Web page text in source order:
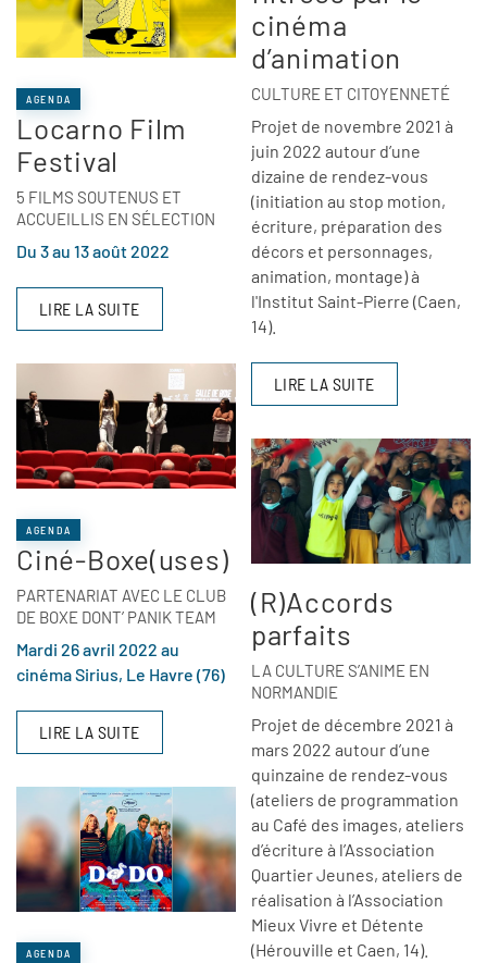
AGENDA
Locarno Film
Festival
5 FILMS SOUTENUS ET
ACCUEILLIS EN SÉLECTION
Du 3 au 13 août 2022
LIRE LA SUITE
AGENDA
Ciné-Boxe(uses)
PARTENARIAT AVEC LE CLUB
DE BOXE DONT’ PANIK TEAM
Mardi 26 avril 2022 au
cinéma Sirius, Le Havre (76)
LIRE LA SUITE
AGENDA
cinéma
d’animation
CULTURE ET CITOYENNETÉ
Projet de novembre 2021 à
juin 2022 autour d’une
dizaine de rendez-vous
(initiation au stop motion,
écriture, préparation des
décors et personnages,
animation, montage) à
l'Institut Saint-Pierre (Caen,
14).
LIRE LA SUITE
(R)Accords
parfaits
LA CULTURE S’ANIME EN
NORMANDIE
Projet de décembre 2021 à
mars 2022 autour d’une
quinzaine de rendez-vous
(ateliers de programmation
au Café des images, ateliers
d’écriture à l’Association
Quartier Jeunes, ateliers de
réalisation à l’Association
Mieux Vivre et Détente
(Hérouville et Caen, 14).